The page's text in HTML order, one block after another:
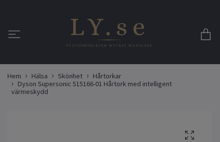
Hem Hälsa Skönhet
Hårtorkar
Dyson Supersonic 515166-01 Hårtork med intelligent
värmeskydd